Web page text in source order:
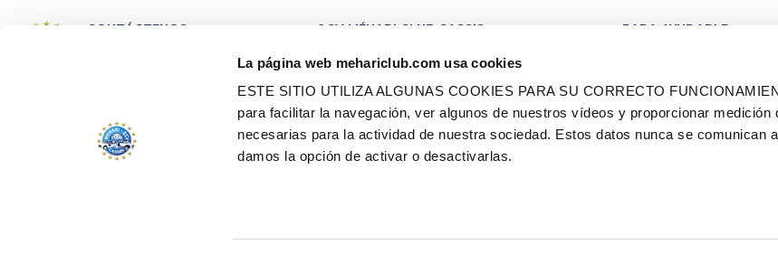
La página web mehariclub.com usa cookies
ESTE SITIO UTILIZA ALGUNAS COOKIES PARA SU CORRECTO
para facilitar la navegación, ver algunos de nuestros vídeos y proporcionar medición
necesarias para la actividad de nuestra sociedad. Estos datos nunca se comunican
damos la opción de activar o desactivarlas.
CONTÁCTENOS
+ 33 (0)4 42
12h00 / 14h00 – 17h00
Miércoles, viernes:
09h00 –
12h00
2CV MÉHARI CLUB CASSIS
ACTIVIDADES
PRESENTACIÓN EN VÍDEO
RED DE TALLERES AUTORIZADOS
CERTIFICACIONES Y ETIQUETAS
RESTAURACIÓN - RENOVACIÓN
PARA AYUDARLE
CATÁLOGO
PIEZAS 602 - ALTO
NEUMÁTICOS MICHELIN